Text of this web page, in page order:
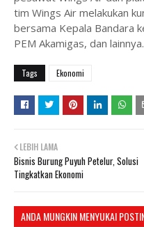
tim Wings Air melakukan
bersama Kepala Bandara
PEM Akamigas, dan lainnya.
Tags Ekonomi
LEBIH LAMA
Bisnis Burung Puyuh Petelur, Solusi
Tingkatkan Ekonomi
ANDA MUNGKIN MENYUKAI